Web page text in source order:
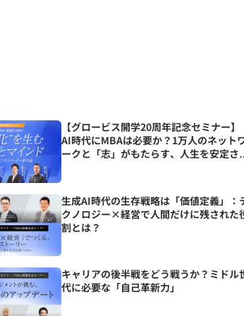
【グロービス開学20周年記念セミナー】
AI時代にMBAは必要か？1万人のネット
ークと「志」がもたらす、人生を安定さ
生成AI時代の生存戦略は「価値定義」：
クノロジー×経営で人間だけに残された
割とは？
キャリアの後半戦をどう戦うか？ミドル
代に必要な「自己革新力」